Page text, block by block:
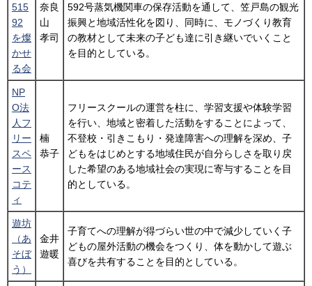
515
92
を燦
かせ
る会
奈良
山
孝司
592号蒸気機関車の保存活動を通して、笠戸島の観光
振興と地域活性化を図り、同時に、モノづくり教育
の教材として未来の子ども達に引き継いでいくこと
を目的としている。
NP
O法
人フ
リー
スペ
ース
コテ
ィ
楠
恭子
フリースクールの運営を柱に、学習支援や体験学習
を行い、地域と密着した活動をすることによって、
不登校・引きこもり・発達障害への理解を深め、子
どもをはじめとする地域住民が自分らしさを取り戻
した希望のある地域社会の実現に寄与することを目
的としている。
遊坊
（あ
そぼ
う）
金井
遊暖
子育てへの理解が得づらい世の中で減少していく子
どもの屋外活動の機会をつくり、体を動かして遊ぶ
喜びを共有することを目的としている。